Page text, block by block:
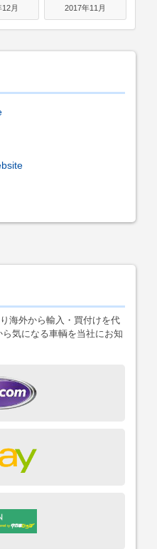
月 2017年11月
海外から輸入・買付けを代
気になる車輌を当社にお知